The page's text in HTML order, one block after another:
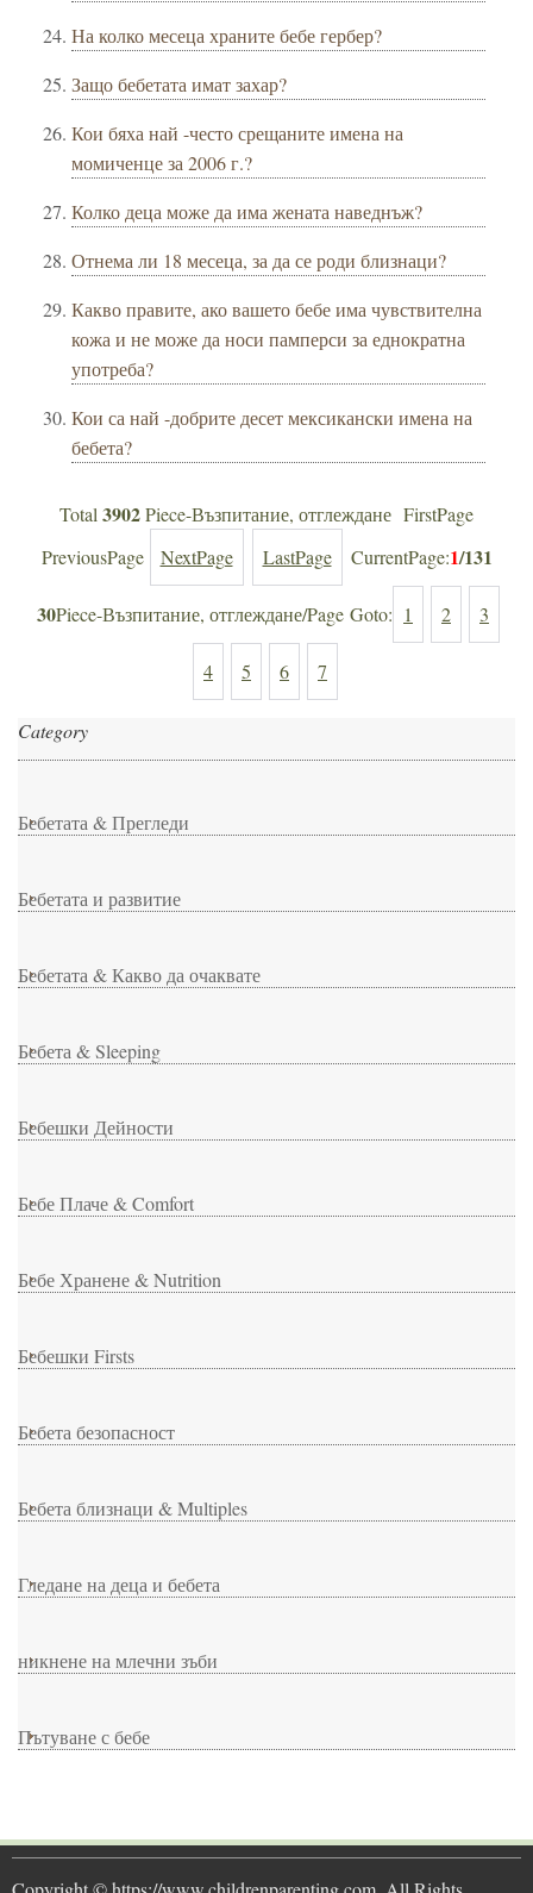
На колко месеца храните бебе гербер?
Защо бебетата имат захар?
Кои бяха най -често срещаните имена на
момиченце за 2006 г.?
Колко деца може да има жената наведнъж?
Отнема ли 18 месеца, за да се роди близнаци?
Какво правите, ако вашето бебе има чувствителна
кожа и не може да носи памперси за еднократна
употреба?
Кои са най -добрите десет мексикански имена на
бебета?
Total 3902Piece-Възпитание, отглеждане FirstPage
PreviousPage
NextPage LastPage CurrentPage:1/131
30Piece-Възпитание, отглеждане/Page Goto: 1 2 3
4 5 6 7
Category
Бебетата & Прегледи
Бебетата и развитие
Бебетата & Какво да очаквате
Бебета & Sleeping
Бебешки Дейности
Бебе Плаче & Comfort
Бебе Хранене & Nutrition
Бебешки Firsts
Бебета безопасност
Бебета близнаци & Multiples
Гледане на деца и бебета
никнене на млечни зъби
Пътуване с бебе